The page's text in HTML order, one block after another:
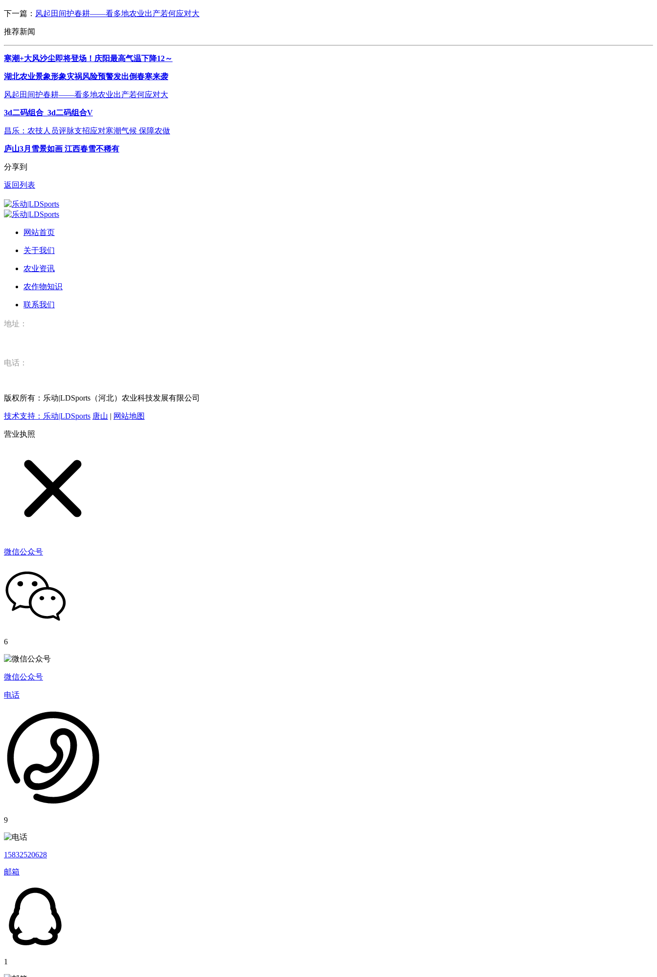
下一篇： 风起田间护春耕——看多地农业出产若何应对大
推荐新闻
寒潮+大风沙尘即将登场！庆阳最高气温下降12～
湖北农业景象形象灾祸风险预警发出倒春寒来袭
风起田间护春耕——看多地农业出产若何应对大
3d二码组合_3d二码组合V
昌乐：农技人员评脉支招应对寒潮气候 保障农做
庐山3月雪景如画 江西春雪不稀有
分享到
返回列表
网站首页
关于我们
农业资讯
农作物知识
联系我们
地址：
电话：
版权所有：乐动|LDSports（河北）农业科技发展有限公司
技术支持：乐动|LDSports 唐山 | 网站地图
营业执照
微信公众号
6
微信公众号
电话
9
15832520628
邮箱
1